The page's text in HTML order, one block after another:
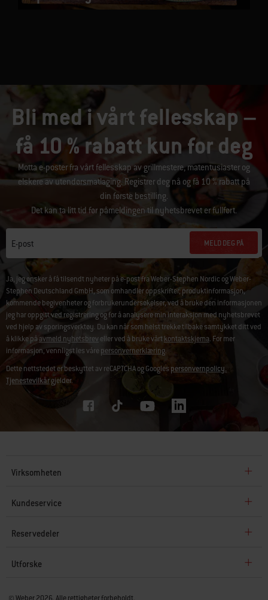
Bli med i vårt fellesskap –
få 10 % rabatt kun for deg
Motta e-poster fra vårt fellesskap av grillmestere, matentusiaster og
elskere av utendørsmatlaging. Registrer deg nå og få 10 % rabatt på
din første bestilling.
Det kan ta litt tid før påmeldingen til nyhetsbrevet er fullført.
E-post MELD DEG PÅ
Ja, jeg ønsker å få tilsendt nyheter på e-post fra Weber-Stephen Nordic og Weber-
Stephen Deutschland GmbH, som omhandler oppskrifter, produktinformasjon,
kommende begivenheter og forbrukerundersøkelser, ved å bruke den informasjonen
jeg har oppgitt ved registrering og for å analysere min interaksjon med nyhetsbrevet
ved hjelp av sporingsverktøy. Du kan når som helst trekke tilbake samtykket ditt ved
å klikke påavmeld nyhetsbreveller ved å bruke vårtkontaktskjema. For mer
informasjon, vennligst les vårepersonvernerklæring.
Dette nettstedet er beskyttet av reCAPTCHA og Googlespersonvernpolicy.
Tjenestevilkårgjelder.
Virksomheten
Kundeservice
Reservedeler
Utforske